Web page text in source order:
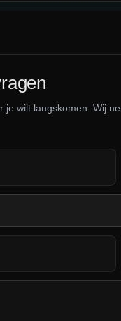
wilt langskomen. Wij